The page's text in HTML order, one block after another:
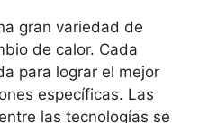
gran variedad de
de calor. Cada
para lograr el mejor
específicas. Las
las tecnologías se